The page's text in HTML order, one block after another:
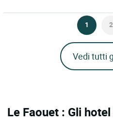
1 2
Vedi tutti
Le Faouet : Gli